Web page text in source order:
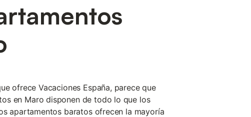
ofrece Vacaciones España, parece que
en Maro disponen de todo lo que los
apartamentos baratos ofrecen la mayoría